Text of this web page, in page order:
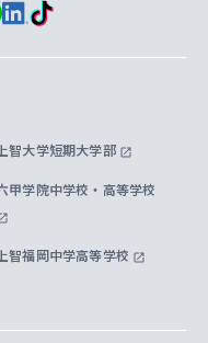
究科
ションセンター
ンター
援新制度
金
ンティティ
生歌
スでの撮影について
情報公表
上智大学短期大学部
甲学院中学校・高等学校
上智福岡中学高等学校